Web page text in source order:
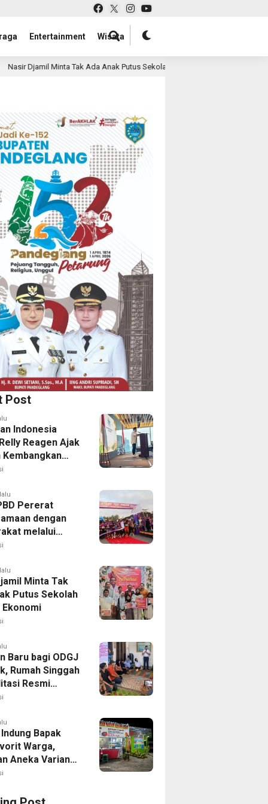
Entertainment Wisata
Anak Putus Sekolah Karena Ekonomi
Post
Indonesia
Reagen Ajak
Kembangkan
Pererat
dengan
melalui
Run 2026
Minta Tak
Putus Sekolah
Ekonomi
Baru bagi ODGJ
Rumah Singgah
Resmi
Bapak
Warga,
Aneka Varian
Muda